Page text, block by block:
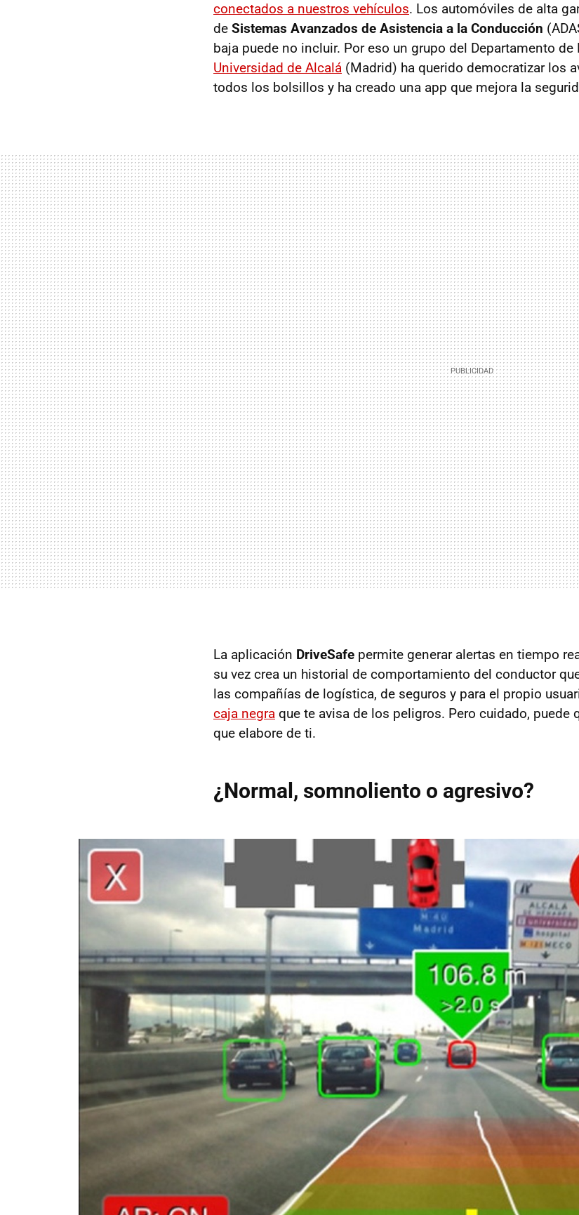
conectados a nuestros vehículos. Los automóviles de alta
de Sistemas Avanzados de Asistencia a la Conducción
baja puede no incluir. Por eso un grupo del Departamento de
Universidad de Alcalá (Madrid) ha querido democratizar los
todos los bolsillos y ha creado una app que mejora la
La aplicación DriveSafe permite generar alertas en tiempo
su vez crea un historial de comportamiento del conductor
las compañías de logística, de seguros y para el propio
caja negra que te avisa de los peligros. Pero cuidado, puede
que elabore de ti.
¿Normal, somnoliento o agresivo?